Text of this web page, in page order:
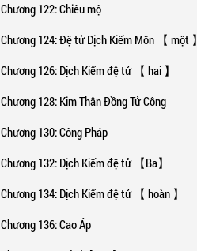
Chương 122: Chiêu mộ
Chương 124: Đệ tử Dịch Kiếm Môn 【 một 】
Chương 126: Dịch Kiếm đệ tử 【 hai 】
Chương 128: Kim Thân Đồng Tử Công
Chương 130: Công Pháp
Chương 132: Dịch Kiếm đệ tử 【Ba】
Chương 134: Dịch Kiếm đệ tử 【 hoàn 】
Chương 136: Cao Áp